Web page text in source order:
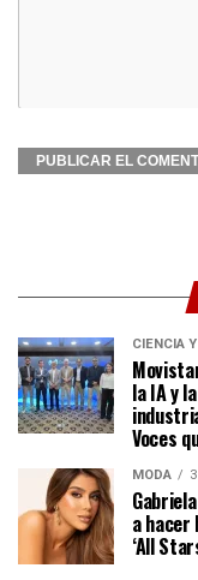
CIENCIA
la IA y
Voces
MODA
a
‘All